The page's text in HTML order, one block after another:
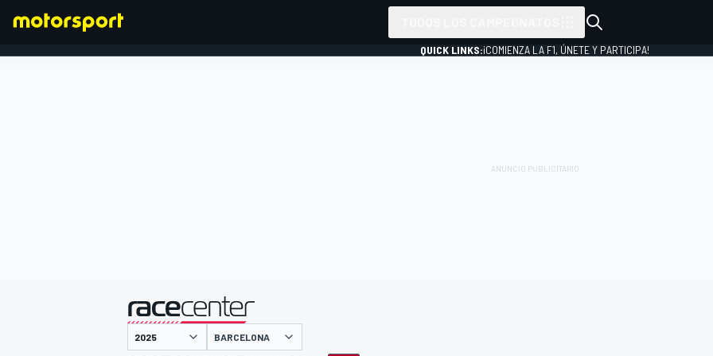
QUICK LINKS:¡COMIENZA LA F1, ÚNETE Y PARTICIPA!
presentado por
BARCELONA